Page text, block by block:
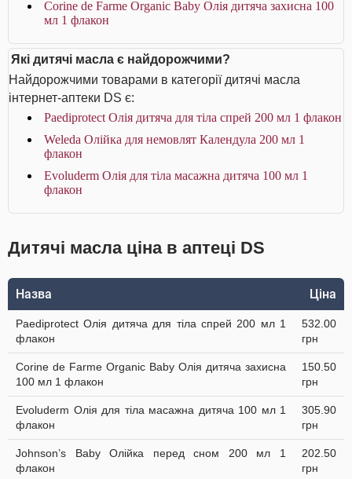
Corine de Farme Organic Baby Олія дитяча захисна 100
мл 1 флакон
Які дитячі масла є найдорожчими?
Найдорожчими товарами в категорії дитячі масла
інтернет-аптеки DS є:
Paediprotect Олія дитяча для тіла спрей 200 мл 1 флакон
Weleda Олійка для немовлят Календула 200 мл 1
флакон
Evoluderm Олія для тіла масажна дитяча 100 мл 1
флакон
Дитячі масла ціна в аптеці DS
Назва Ціна
Paediprotect Олія дитяча для тіла спрей 200 мл 1
флакон
532.00
грн
Corine de Farme Organic Baby Олія дитяча захисна
100 мл 1 флакон
150.50
грн
Evoluderm Олія для тіла масажна дитяча 100 мл 1
флакон
305.90
грн
Johnson’s Baby Олійка перед сном 200 мл 1
флакон
202.50
грн